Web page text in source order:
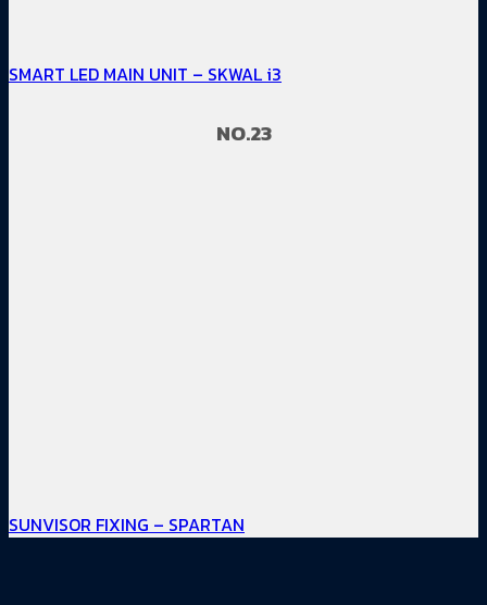
SMART LED MAIN UNIT – SKWAL i3
NO.23
SUNVISOR FIXING – SPARTAN